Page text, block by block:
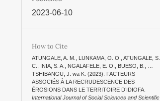
2023-06-10
How to Cite
ATUNGALE, A. M., LUNKAMA, O. O., ATUNGALE, S.
C., INIA, S. A., NGALAFELE, E. O., BUESO, B., …
TSHIBANGU, J. wa K. (2023). FACTEURS
ASSOCIÉS À LA RECRUDESCENCE DES
ÉROSIONS DANS LE TERRITOIRE D’IDIOFA.
International Journal of Social Sciences and Scientific